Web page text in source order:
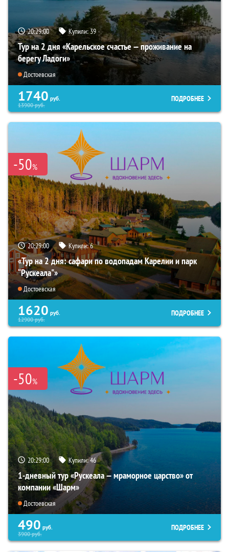
20:28:59 Купили:39
Тур на 2 дня «Карельское счастье — проживание на
берегу Ладоги»
Достоевская
1740 руб.
13900руб.
ПОДРОБНЕЕ
-50%
20:28:59 Купили:6
«Тур на 2 дня: сафари по водопадам Карелии и парк
“Рускеала"»
Достоевская
1620 руб.
12900руб.
ПОДРОБНЕЕ
-50%
20:28:59 Купили:46
1-дневный тур «Рускеала — мраморное царство» от
компании «Шарм»
Достоевская
490 руб.
3900руб.
ПОДРОБНЕЕ